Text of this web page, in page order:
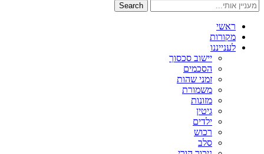
Search
ראשי
מקורות
לענייננו
יישוב סכסוך
הסכמים
זמני שהות
משמורת
מזונות
גיטין
ילדים
רכוש
סלב